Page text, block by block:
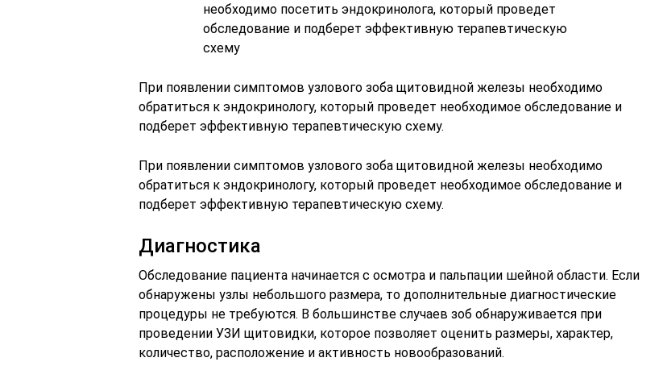
При появлении симптомов узлового зоба щитовидной железы необходимо
обратиться к эндокринологу, который проведет необходимое обследование и
подберет эффективную терапевтическую схему.
При появлении симптомов узлового зоба щитовидной железы необходимо
обратиться к эндокринологу, который проведет необходимое обследование и
подберет эффективную терапевтическую схему.
Диагностика
Обследование пациента начинается с осмотра и пальпации шейной области. Если
обнаружены узлы небольшого размера, то дополнительные диагностические
процедуры не требуются. В большинстве случаев зоб обнаруживается при
проведении УЗИ щитовидки, которое позволяет оценить размеры, характер,
количество, расположение и активность новообразований.